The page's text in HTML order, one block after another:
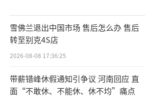
雪佛兰退出中国市场 售后怎么办 售后
转至别克4S店
2026-08-08 17:36:25
带薪错峰休假通知引争议 河南回应 直
面“不敢休、不能休、休不均”痛点